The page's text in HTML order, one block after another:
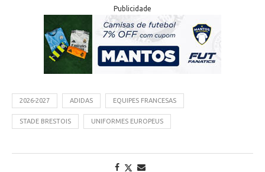
Publicidade
2026-2027 ADIDAS EQUIPES FRANCESAS
STADE BRESTOIS UNIFORMES EUROPEUS